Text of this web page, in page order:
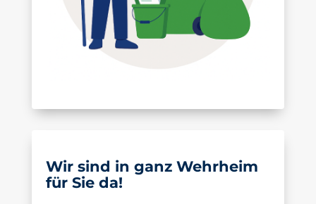
Wir sind in ganz Wehrheim
für Sie da!